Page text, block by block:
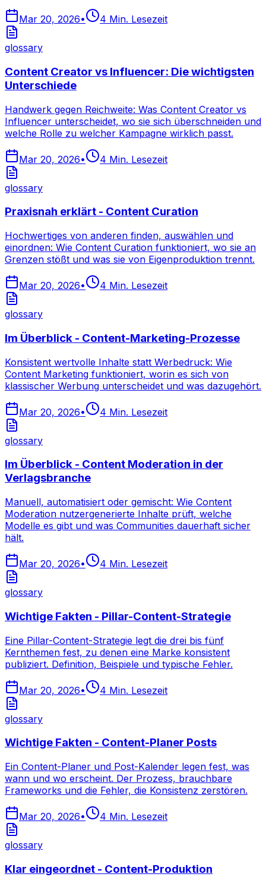
Mar 20, 2026• 4 Min. Lesezeit
glossary
Content Creator vs Influencer: Die wichtigsten
Unterschiede
Handwerk gegen Reichweite: Was Content Creator vs
Influencer unterscheidet, wo sie sich überschneiden und
welche Rolle zu welcher Kampagne wirklich passt.
Mar 20, 2026• 4 Min. Lesezeit
glossary
Praxisnah erklärt - Content Curation
Hochwertiges von anderen finden, auswählen und
einordnen: Wie Content Curation funktioniert, wo sie an
Grenzen stößt und was sie von Eigenproduktion trennt.
Mar 20, 2026• 4 Min. Lesezeit
glossary
Im Überblick - Content-Marketing-Prozesse
Konsistent wertvolle Inhalte statt Werbedruck: Wie
Content Marketing funktioniert, worin es sich von
klassischer Werbung unterscheidet und was dazugehört.
Mar 20, 2026• 4 Min. Lesezeit
glossary
Im Überblick - Content Moderation in der
Verlagsbranche
Manuell, automatisiert oder gemischt: Wie Content
Moderation nutzergenerierte Inhalte prüft, welche
Modelle es gibt und was Communities dauerhaft sicher
hält.
Mar 20, 2026• 4 Min. Lesezeit
glossary
Wichtige Fakten - Pillar-Content-Strategie
Eine Pillar-Content-Strategie legt die drei bis fünf
Kernthemen fest, zu denen eine Marke konsistent
publiziert. Definition, Beispiele und typische Fehler.
Mar 20, 2026• 4 Min. Lesezeit
glossary
Wichtige Fakten - Content-Planer Posts
Ein Content-Planer und Post-Kalender legen fest, was
wann und wo erscheint. Der Prozess, brauchbare
Frameworks und die Fehler, die Konsistenz zerstören.
Mar 20, 2026• 4 Min. Lesezeit
glossary
Klar eingeordnet - Content-Produktion